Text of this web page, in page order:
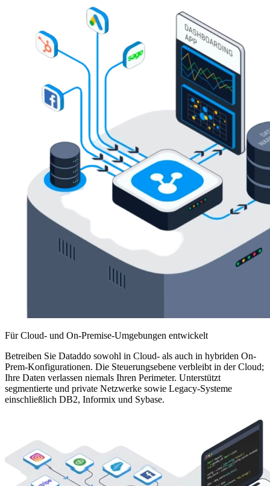
Für Cloud- und On-Premise-Umgebungen entwickelt
Betreiben Sie Dataddo sowohl in Cloud- als auch in hybriden On-
Prem-Konfigurationen. Die Steuerungsebene verbleibt in der Cloud;
Ihre Daten verlassen niemals Ihren Perimeter. Unterstützt
segmentierte und private Netzwerke sowie Legacy-Systeme
einschließlich DB2, Informix und Sybase.